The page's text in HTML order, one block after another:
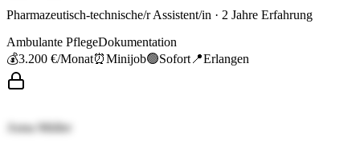
Pharmazeutisch-technische/r Assistent/in · 2 Jahre Erfahrung
Ambulante PflegeDokumentation
💰3.200 €/Monat⏰Minijob🟢Sofort 📍Erlangen
Anna Müller